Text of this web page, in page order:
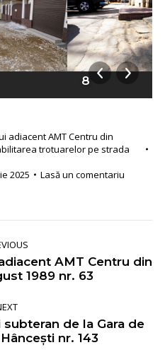
8
adiacent AMT Centru din
trotuarelor pe strada
2025 Lasă un comentariu
Previous AMT Centru din
1989 nr. 63
Next
de la Gara de
nr. 143